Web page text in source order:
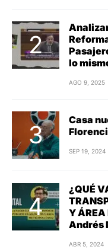
lo
AGO 9, 2025
Casa
SEP 19, 2024
¿QUÉ
Y ÁREA
Andrés
ABR 5, 2024